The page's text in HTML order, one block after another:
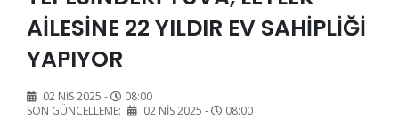
AİLESİNE 22 YILDIR EV SAHİPLİĞİ
YAPIYOR
02 NIS 2025 -
08:00
SON GÜNCELLEME:
02 NIS 2025 - 08:00